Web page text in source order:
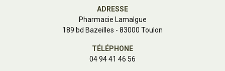
ADRESSE
Pharmacie Lamalgue
189 bd Bazeilles - 83000 Toulon
TÉLÉPHONE
04 94 41 46 56